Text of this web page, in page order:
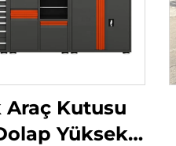
Araç Kutusu
Yüksek